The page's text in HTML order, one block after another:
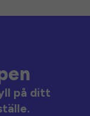
på ditt